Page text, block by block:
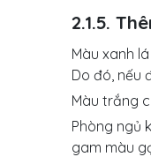
2.1.5.
Màu xanh
Do đó, nếu
Màu trắng
Phòng ngủ
gam màu